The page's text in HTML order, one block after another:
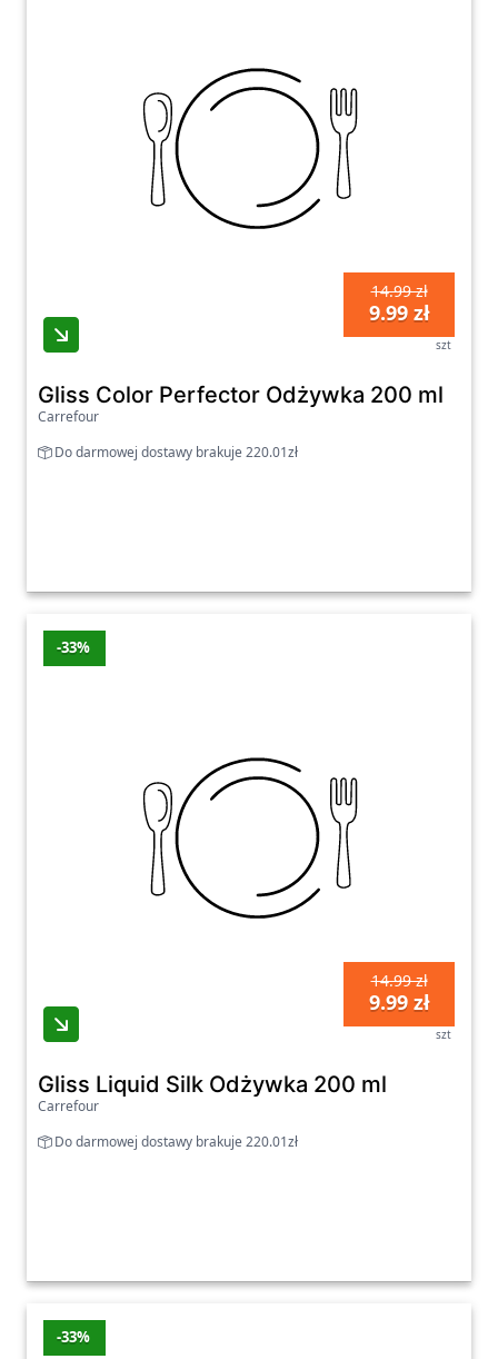
14.99 zł
9.99 zł
szt
Gliss Color Perfector Odżywka 200 ml
Carrefour
Do darmowej dostawy brakuje 220.01zł
-33%
14.99 zł
9.99 zł
szt
Gliss Liquid Silk Odżywka 200 ml
Carrefour
Do darmowej dostawy brakuje 220.01zł
-33%